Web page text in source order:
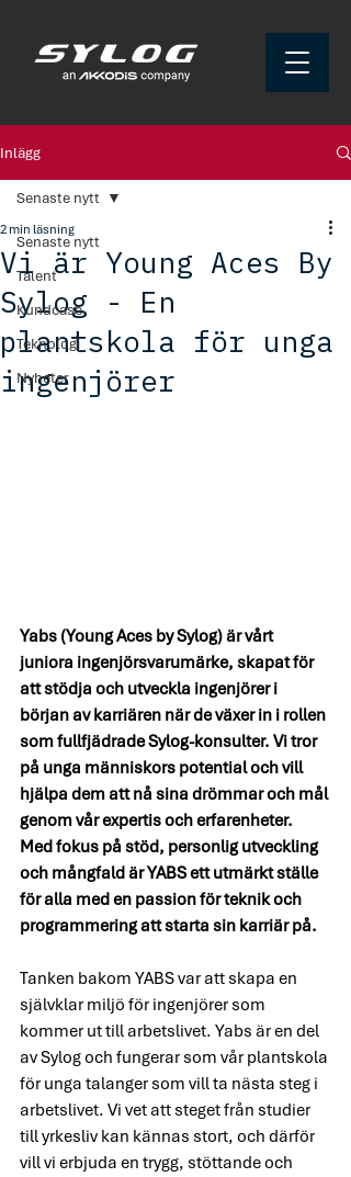
Inlägg
Senaste nytt
Talent
Kundcase
Teknologi
Nyheter
Senaste nytt
Vi är Young Aces By
Sylog - En
plantskola för unga
ingenjörer
2 min läsning
Yabs (Young Aces by Sylog) är vårt
juniora ingenjörsvarumärke, skapat för
att stödja och utveckla ingenjörer i
början av karriären när de växer in i rollen
som fullfjädrade Sylog-konsulter. Vi tror
på unga människors potential och vill
hjälpa dem att nå sina drömmar och mål
genom vår expertis och erfarenheter.
Med fokus på stöd, personlig utveckling
och mångfald är YABS ett utmärkt ställe
för alla med en passion för teknik och
programmering att starta sin karriär på.
Tanken bakom YABS var att skapa en
självklar miljö för ingenjörer som
kommer ut till arbetslivet. Yabs är en del
av Sylog och fungerar som vår plantskola
för unga talanger som vill ta nästa steg i
arbetslivet. Vi vet att steget från studier
till yrkesliv kan kännas stort, och därför
vill vi erbjuda en trygg, stöttande och